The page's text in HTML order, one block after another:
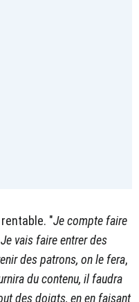
"Je compte faire
Je vais faire entrer des
des patrons, on le fera,
du contenu, il faudra
des doigts, en en faisant